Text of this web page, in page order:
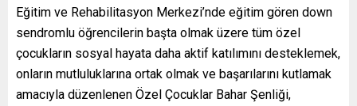
Eğitim ve Rehabilitasyon Merkezi’nde eğitim gören down
sendromlu öğrencilerin başta olmak üzere tüm özel
çocukların sosyal hayata daha aktif katılımını desteklemek,
onların mutluluklarına ortak olmak ve başarılarını kutlamak
amacıyla düzenlenen Özel Çocuklar Bahar Şenliği,